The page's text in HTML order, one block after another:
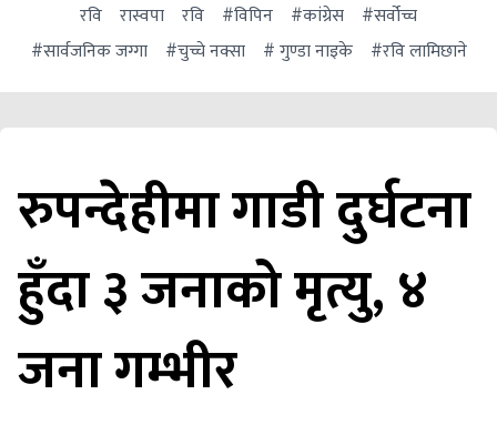
रवि रास्वपा रवि #विपिन #कांग्रेस
#सर्वोच्च
#सार्वजनिक जग्गा
#चुच्चे नक्सा # गुण्डा नाइके #रवि लामिछाने
रुपन्देहीमा गाडी दुर्घटना
हुँदा ३ जनाको मृत्यु, ४
जना गम्भीर